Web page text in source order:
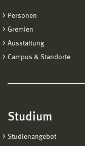
Personen
Gremien
Ausstattung
Campus & Standorte
Studium
Studienangebot